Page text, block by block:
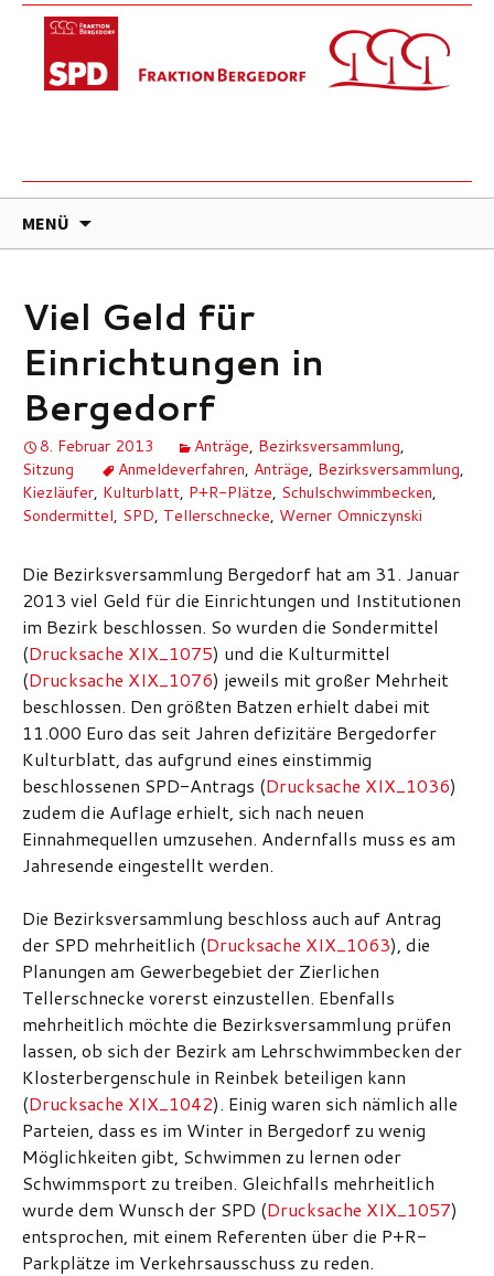
MENÜ
Viel Geld für
Einrichtungen in
Bergedorf
8. Februar 2013 Anträge, Bezirksversammlung,
Sitzung
Anmeldeverfahren, Anträge, Bezirksversammlung,
Kiezläufer, Kulturblatt, P+R-Plätze, Schulschwimmbecken,
Sondermittel, SPD, Tellerschnecke, Werner Omniczynski
Die Bezirksversammlung Bergedorf hat am 31. Januar
2013 viel Geld für die Einrichtungen und Institutionen
im Bezirk beschlossen. So wurden die Sondermittel
(Drucksache XIX_1075) und die Kulturmittel
(Drucksache XIX_1076) jeweils mit großer Mehrheit
beschlossen. Den größten Batzen erhielt dabei mit
11.000 Euro das seit Jahren defizitäre Bergedorfer
Kulturblatt, das aufgrund eines einstimmig
beschlossenen SPD-Antrags (Drucksache XIX_1036)
zudem die Auflage erhielt, sich nach neuen
Einnahmequellen umzusehen. Andernfalls muss es am
Jahresende eingestellt werden.
Die Bezirksversammlung beschloss auch auf Antrag
der SPD mehrheitlich (Drucksache XIX_1063), die
Planungen am Gewerbegebiet der Zierlichen
Tellerschnecke vorerst einzustellen. Ebenfalls
mehrheitlich möchte die Bezirksversammlung prüfen
lassen, ob sich der Bezirk am Lehrschwimmbecken der
Klosterbergenschule in Reinbek beteiligen kann
(Drucksache XIX_1042). Einig waren sich nämlich alle
Parteien, dass es im Winter in Bergedorf zu wenig
Möglichkeiten gibt, Schwimmen zu lernen oder
Schwimmsport zu treiben. Gleichfalls mehrheitlich
wurde dem Wunsch der SPD (Drucksache XIX_1057)
entsprochen, mit einem Referenten über die P+R-
Parkplätze im Verkehrsausschuss zu reden.